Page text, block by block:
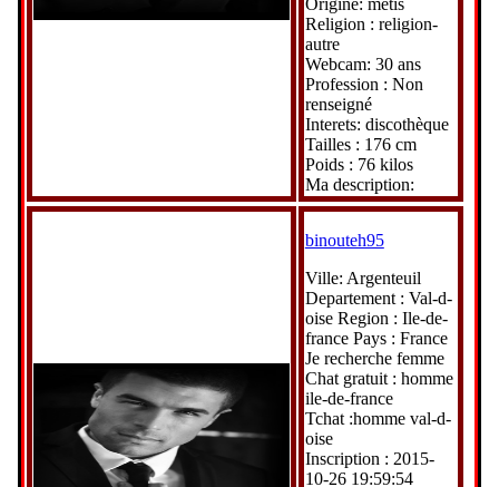
Religion : religion-
autre
Webcam: 30 ans
Profession : Non
renseigné
Interets: discothèque
Tailles : 176 cm
Poids : 76 kilos
Ma description:
binouteh95
Ville: Argenteuil
Departement : Val-d-
oise Region : Ile-de-
france Pays : France
Je recherche femme
Chat gratuit : homme
ile-de-france
Tchat :homme val-d-
oise
Inscription : 2015-
10-26 19:59:54